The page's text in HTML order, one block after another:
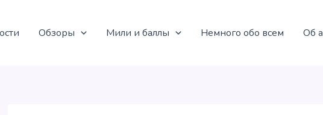
Обзоры Мили и баллы Немного обо всем Об